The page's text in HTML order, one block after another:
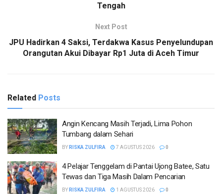
Tengah
Next Post
JPU Hadirkan 4 Saksi, Terdakwa Kasus Penyelundupan
Orangutan Akui Dibayar Rp1 Juta di Aceh Timur
Related Posts
Angin Kencang Masih Terjadi, Lima Pohon
Tumbang dalam Sehari
BY RISKA ZULFIRA 7 AGUSTUS 2026 0
4 Pelajar Tenggelam di Pantai Ujong Batee, Satu
Tewas dan Tiga Masih Dalam Pencarian
BY RISKA ZULFIRA 1 AGUSTUS 2026 0